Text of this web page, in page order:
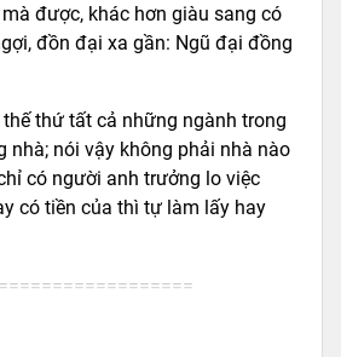
được, khác hơn giàu sang có
đồn đại xa gần: Ngũ đại đồng
thứ tất cả những ngành trong
nhà; nói vậy không phải nhà nào
có người anh trưởng lo việc
có tiền của thì tự làm lấy hay